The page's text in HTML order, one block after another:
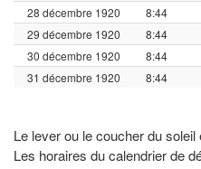
28 décembre 1920
8:44
29 décembre 1920
8:44
30 décembre 1920
8:44
31 décembre 1920
8:44
Le lever ou le coucher du
Les horaires du calendrier de